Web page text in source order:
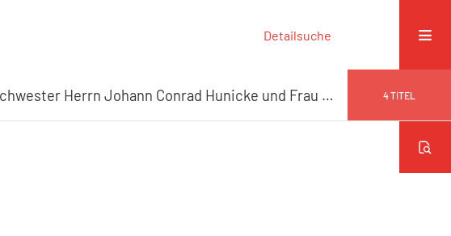
Detailsuche
Freundschaftliche Wünsche unserm werthgeschätzten Bruder und Schwester Herrn Johann Conrad Hunicke und Frau Veronica Hunicke geb. Petersen bey der Feier ihres fünf und zwanzigjährigen Hochzeitsfestes, am 21sten May ergebenst gewidmet 4TITEL